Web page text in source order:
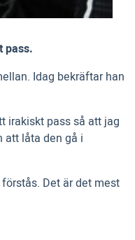
pass.
Idag bekräftar han
irakiskt pass så att jag
att låta den gå i
Det är det mest